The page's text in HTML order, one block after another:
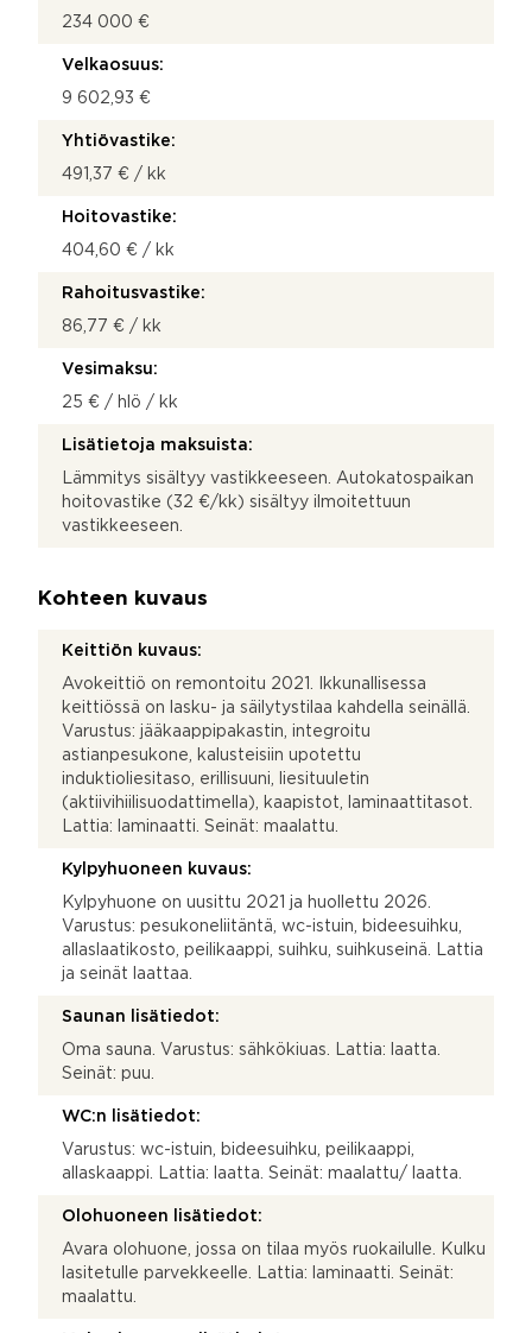
234 000 €
Velkaosuus:
9 602,93 €
Yhtiövastike:
491,37 € / kk
Hoitovastike:
404,60 € / kk
Rahoitusvastike:
86,77 € / kk
Vesimaksu:
25 € / hlö / kk
Lisätietoja maksuista:
Lämmitys sisältyy vastikkeeseen. Autokatospaikan
hoitovastike (32 €/kk) sisältyy ilmoitettuun
vastikkeeseen.
Kohteen kuvaus
Keittiön kuvaus:
Avokeittiö on remontoitu 2021. Ikkunallisessa
keittiössä on lasku- ja säilytystilaa kahdella seinällä.
Varustus: jääkaappipakastin, integroitu
astianpesukone, kalusteisiin upotettu
induktioliesitaso, erillisuuni, liesituuletin
(aktiivihiilisuodattimella), kaapistot, laminaattitasot.
Lattia: laminaatti. Seinät: maalattu.
Kylpyhuoneen kuvaus:
Kylpyhuone on uusittu 2021 ja huollettu 2026.
Varustus: pesukoneliitäntä, wc-istuin, bideesuihku,
allaslaatikosto, peilikaappi, suihku, suihkuseinä. Lattia
ja seinät laattaa.
Saunan lisätiedot:
Oma sauna. Varustus: sähkökiuas. Lattia: laatta.
Seinät: puu.
WC:n lisätiedot:
Varustus: wc-istuin, bideesuihku, peilikaappi,
allaskaappi. Lattia: laatta. Seinät: maalattu/ laatta.
Olohuoneen lisätiedot:
Avara olohuone, jossa on tilaa myös ruokailulle. Kulku
lasitetulle parvekkeelle. Lattia: laminaatti. Seinät:
maalattu.